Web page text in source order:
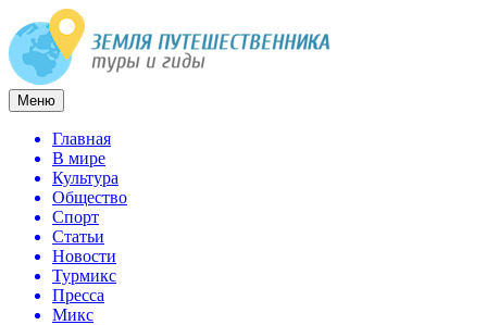
Меню
Главная
В мире
Культура
Общество
Спорт
Статьи
Новости
Турмикс
Пресса
Микс